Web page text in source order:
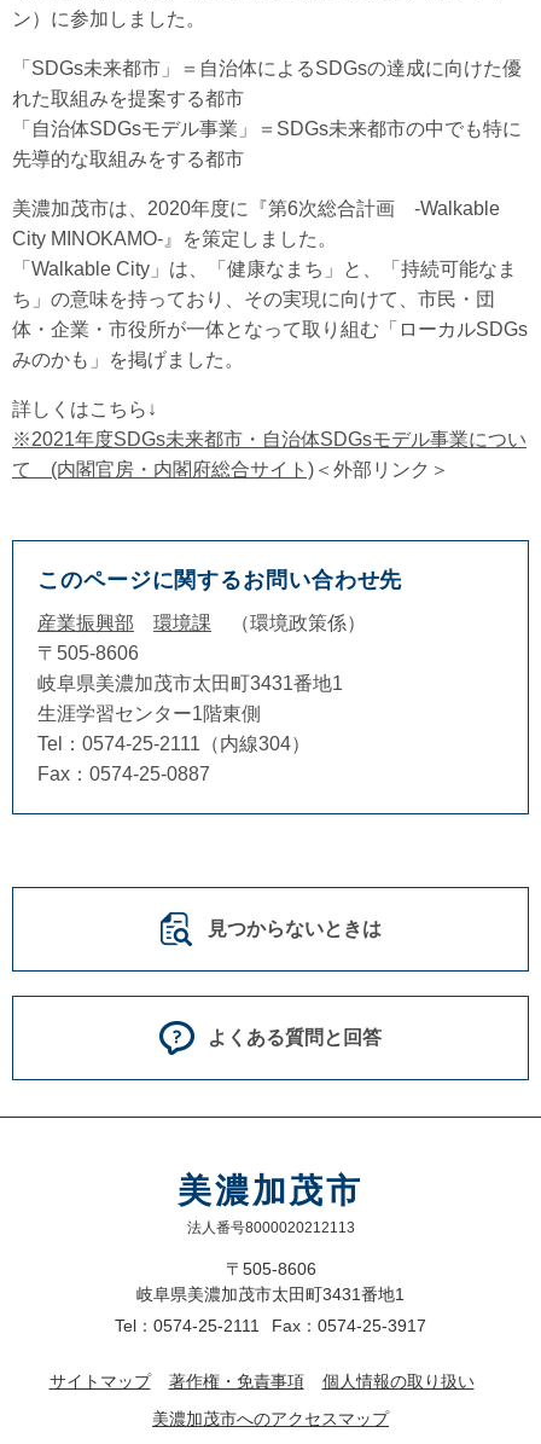
ン）に参加しました。
「SDGs未来都市」＝自治体によるSDGsの達成に向けた優
れた取組みを提案する都市
「自治体SDGsモデル事業」＝SDGs未来都市の中でも特に
先導的な取組みをする都市
美濃加茂市は、2020年度に『第6次総合計画 -Walkable
City MINOKAMO-』を策定しました。
「Walkable City」は、「健康なまち」と、「持続可能なま
ち」の意味を持っており、その実現に向けて、市民・団
体・企業・市役所が一体となって取り組む「ローカルSDGs
みのかも」を掲げました。
詳しくはこちら↓
※2021年度SDGs未来都市・自治体SDGsモデル事業につい
て (内閣官房・内閣府総合サイト) ＜外部リンク＞
このページに関するお問い合わせ先
産業振興部 環境課
環境政策係
〒505-8606
岐阜県美濃加茂市太田町3431番地1
生涯学習センター1階東側
Tel：0574-25-2111（内線304）
Fax：0574-25-0887
見つからないときは
よくある質問と回答
美濃加茂市
法人番号8000020212113
〒505-8606
岐阜県美濃加茂市太田町3431番地1
Tel：0574-25-2111
Fax：0574-25-3917
サイトマップ 著作権・免責事項
個人情報の取り扱い
美濃加茂市へのアクセスマップ